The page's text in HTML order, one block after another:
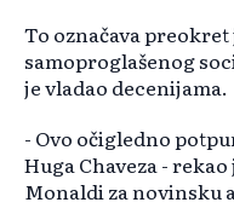
To označava
samoproglašenog
je vladao decenijama.
- Ovo očigledno
Huga Chaveza -
Monaldi za novinsku